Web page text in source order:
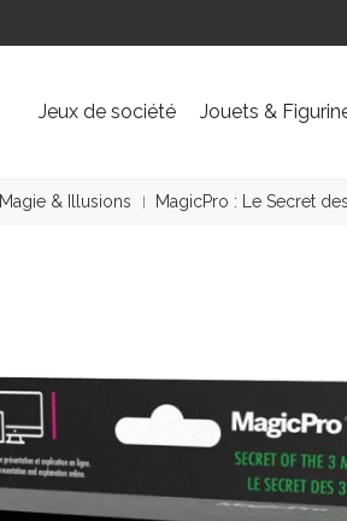
Jeux de société Jouets &
Magie & Illusions MagicPro : Le Secret